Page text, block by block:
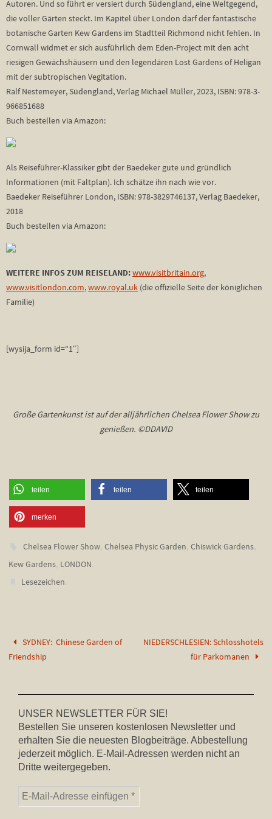
Autoren. Und so führt er versiert durch Südengland, eine Weltgegend,
die voller Gärten steckt. Im Kapitel über London darf der fantastische
botanische Garten Kew Gardens im Stadtteil Richmond nicht fehlen. In
Cornwall widmet er sich ausführlich dem Eden-Project mit den acht
riesigen Gewächshäusern und den legendären Lost Gardens of Heligan
mit der subtropischen Vegitation.
Ralf Nestemeyer, Südengland, Verlag Michael Müller, 2023, ISBN: 978-3-
966851688
Buch bestellen via Amazon:
Als Reiseführer-Klassiker gibt der Baedeker gute und gründlich
Informationen (mit Faltplan). Ich schätze ihn nach wie vor.
Baedeker Reiseführer London, ISBN: 978-3829746137, Verlag Baedeker,
2018
Buch bestellen via Amazon:
WEITERE INFOS ZUM REISELAND:www.visitbritain.org,
www.visitlondon.com,www.royal.uk (die offizielle Seite der königlichen
Familie)
[wysija_form id=“1″]
Große Gartenkunst ist auf der alljährlichen Chelsea Flower Show zu
genießen. ©DDAVID
teilen teilen teilen
merken
Chelsea Flower Show,Chelsea Physic Garden,Chiswick Gardens,
Kew Gardens, LONDON
Lesezeichen
SYDNEY: Chinese Garden of
Friendship
NIEDERSCHLESIEN: Schlosshotels
für Parkomanen
UNSER NEWSLETTER FÜR SIE!
Bestellen Sie unseren kostenlosen Newsletter und
erhalten Sie die neuesten Blogbeiträge. Abbestellung
jederzeit möglich. E-Mail-Adressen werden nicht an
Dritte weitergegeben.